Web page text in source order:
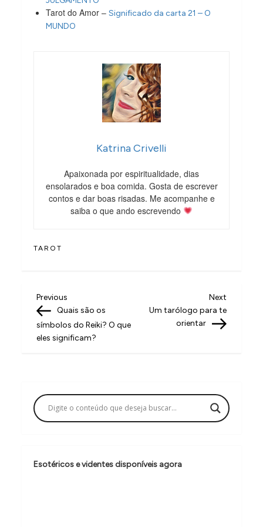
Tarot do Amor –Significado da carta 21 – O
MUNDO
Katrina Crivelli
Apaixonada por espiritualidade, dias
ensolarados e boa comida. Gosta de escrever
contos e dar boas risadas. Me acompanhe e
saiba o que ando escrevendo
TAROT
N
a
v
a
ç
o
d
Previous
Post
Previous
Quais são os
símbolos do Reiki? O que
eles significam?
Next
Post
Next
Um tarólogo para te
orientar
Esotéricos e videntes disponíveis agora